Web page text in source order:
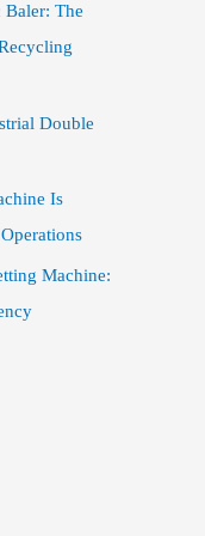
The
Double
Is
Machine: